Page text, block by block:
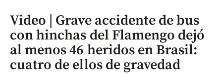
Video | Grave accidente de bus
con hinchas del Flamengo dejó
al menos 46 heridos en Brasil:
cuatro de ellos de gravedad